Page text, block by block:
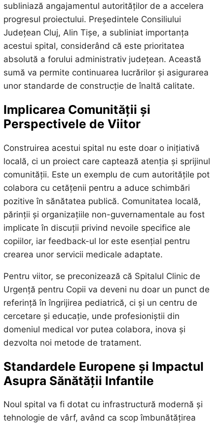
subliniază angajamentul autorităților de a accelera
progresul proiectului. Președintele Consiliului
Județean Cluj, Alin Tișe, a subliniat importanța
acestui spital, considerând că este prioritatea
absolută a forului administrativ județean. Această
sumă va permite continuarea lucrărilor și asigurarea
unor standarde de construcție de înaltă calitate.
Implicarea Comunității și
Perspectivele de Viitor
Construirea acestui spital nu este doar o inițiativă
locală, ci un proiect care captează atenția și sprijinul
comunității. Este un exemplu de cum autoritățile pot
colabora cu cetățenii pentru a aduce schimbări
pozitive în sănătatea publică. Comunitatea locală,
părinții și organizațiile non-guvernamentale au fost
implicate în discuții privind nevoile specifice ale
copiilor, iar feedback-ul lor este esențial pentru
crearea unor servicii medicale adaptate.
Pentru viitor, se preconizează că Spitalul Clinic de
Urgență pentru Copii va deveni nu doar un punct de
referință în îngrijirea pediatrică, ci și un centru de
cercetare și educație, unde profesioniștii din
domeniul medical vor putea colabora, inova și
dezvolta noi metode de tratament.
Standardele Europene și Impactul
Asupra Sănătății Infantile
Noul spital va fi dotat cu infrastructură modernă și
tehnologie de vârf, având ca scop îmbunătățirea